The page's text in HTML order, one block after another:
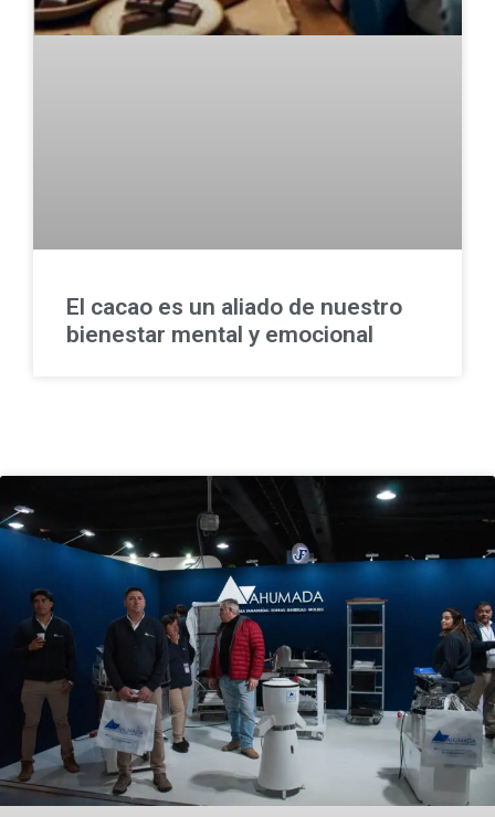
El cacao es un aliado de nuestro
bienestar mental y emocional